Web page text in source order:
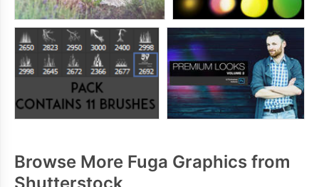
Browse More Fuga Graphics from